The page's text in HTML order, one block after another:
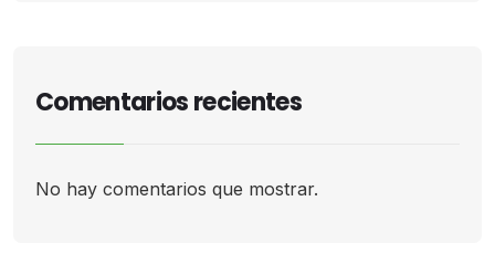
Comentarios recientes
No hay comentarios que mostrar.